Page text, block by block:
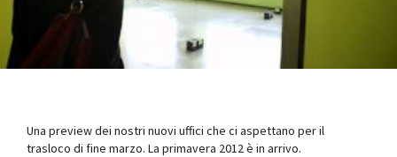
Una preview dei nostri nuovi uffici che ci aspettano per il
trasloco di fine marzo. La primavera 2012 è in arrivo.